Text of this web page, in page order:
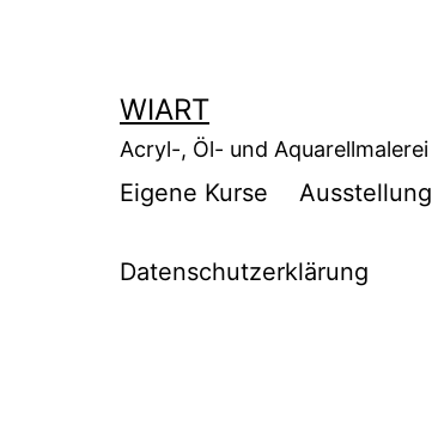
WIART
Acryl-, Öl- und Aquarellmalerei
Eigene Kurse
Datenschutzerklärung